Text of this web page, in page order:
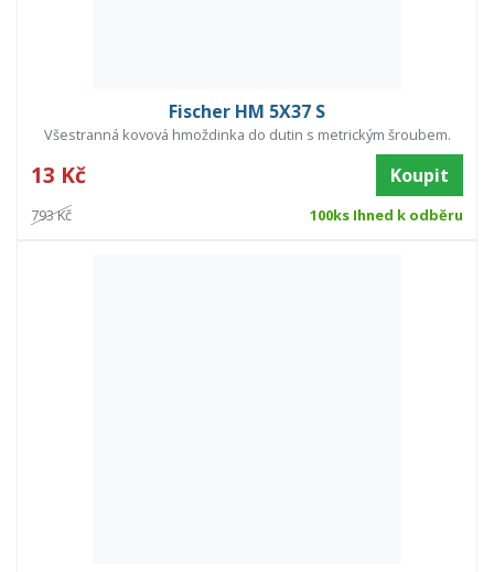
Fischer HM 5X37 S
Všestranná kovová hmoždinka do dutin s metrickým šroubem.
13 Kč Koupit
793 Kč 100ks Ihned k odběru